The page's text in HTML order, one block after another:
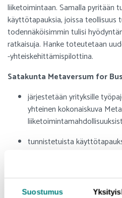
Suostumus
liiketoimintaan. Samalla pyritään
käyttötapauksia, joissa teollisuus
todennäköisimmin tulisi
ratkaisuja. Hanke toteutetaan
-yhteiskehittämispilottina.
Satakunta Metaversum for
järjestetään yrityksille
yhteinen kokonaiskuva
tunnistetuista
potentiaalisinta tuote- ja
näille innovaatioille
tarkastellaan
liiketoimintamahdollisuuksia